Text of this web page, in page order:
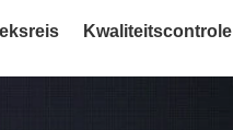
Kwaliteitscontrole